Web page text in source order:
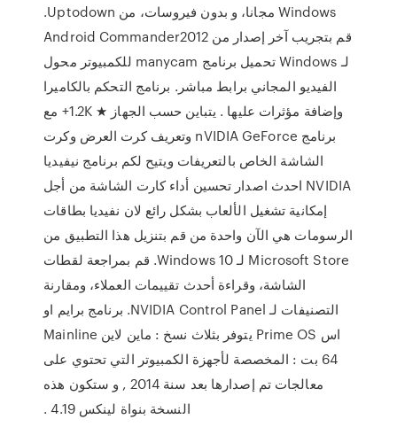
Windows مجانا، و بدون فيروسات، من Uptodown.
قم بتجريب آخر إصدار من Android Commander2012
لـ Windows تحميل برنامج manycam للكمبيوتر محول
الفيديو المجاني برابط مباشر. برنامج التحكم بالكاميرا
وإضافة مؤثرات عليها . يتباين حسب الجهاز ★ 1.2K+ مع
برنامج nVIDIA GeForce وتعريف كرت العرض وكرت
الشاشة الخاص بالتعريفات ويتيح لكم برنامج نيفيديا
NVIDIA احدث اصدار تحسين أداء كارت الشاشة من أجل
إمكانية تشغيل الألعاب بشكل رائع لان نفيديا بطاقات
الرسومات هي الآن واحدة من قم بتنزيل هذا التطبيق من
Microsoft Store لـ Windows 10. قم بمراجعة لقطات
الشاشة، وقراءة أحدث تقييمات العملاء، ومقارنة
التصنيفات لـ NVIDIA Control Panel. برنامج برايم او
اس Prime OS يتوفر بثلاث نسخ : ماين لاين Mainline
64 بت : المخصصة لأجهزة الكمبيوتر التي تحتوي على
معالجات تم إصدارها بعد سنة 2014 , و ستكون هذه
النسخة بنواة لينكس 4.19 .